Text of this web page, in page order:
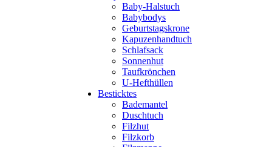
Baby-Halstuch
Babybodys
Geburtstagskrone
Kapuzenhandtuch
Schlafsack
Sonnenhut
Taufkrönchen
U-Hefthüllen
Besticktes
Bademantel
Duschtuch
Filzhut
Filzkorb